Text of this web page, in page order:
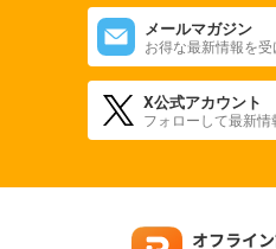
メールマガジン
お得な最新情報を受
X公式アカウント
フォローして最新情